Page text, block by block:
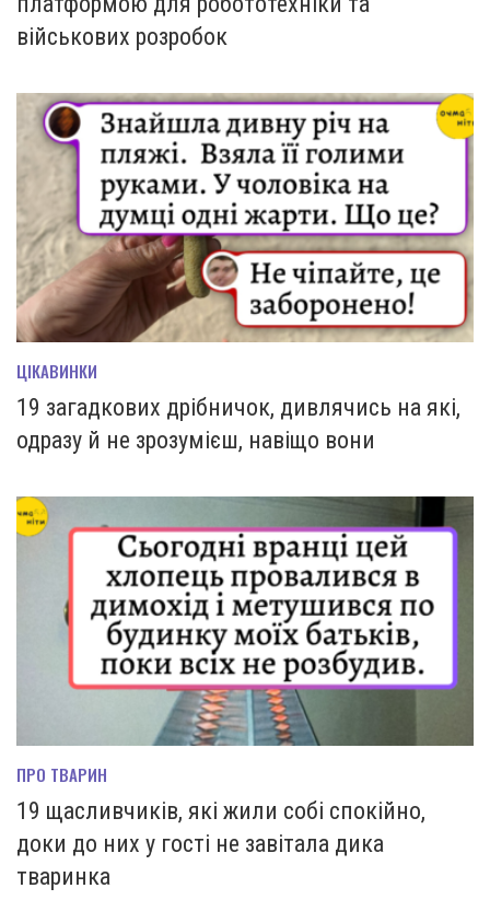
військових розробок
ЦІКАВИНКИ
19 загадкових дрібничок, дивлячись на які,
одразу й не зрозумієш, навіщо вони
ПРО ТВАРИН
19 щасливчиків, які жили собі спокійно,
доки до них у гості не завітала дика
тваринка